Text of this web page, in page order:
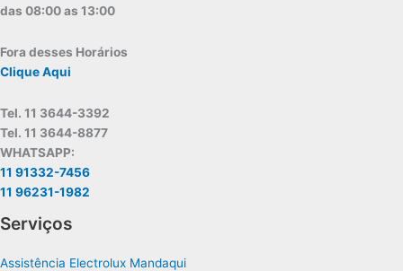
das 08:00 as 13:00
Fora desses Horários
Clique Aqui
Tel. 11 3644-3392
Tel. 11 3644-8877
WHATSAPP:
11 91332-7456
11 96231-1982
Serviços
Assistência Electrolux Mandaqui